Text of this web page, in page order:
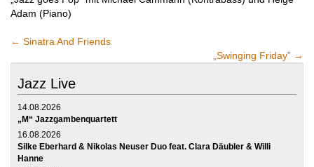
Adam (Piano)
← Sinatra And Friends
„Swinging Friday” →
Jazz Live
14.08.2026
„M“ Jazzgambenquartett
16.08.2026
Silke Eberhard & Nikolas Neuser Duo feat. Clara Däubler & Willi
Hanne